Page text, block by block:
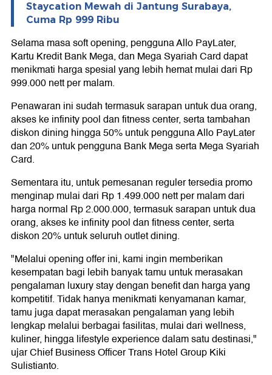
Staycation Mewah di Jantung Surabaya,
Cuma Rp 999 Ribu
Selama masa soft opening, pengguna Allo PayLater,
Kartu Kredit Bank Mega, dan Mega Syariah Card dapat
menikmati harga spesial yang lebih hemat mulai dari Rp
999.000 nett per malam.
Penawaran ini sudah termasuk sarapan untuk dua orang,
akses ke infinity pool dan fitness center, serta tambahan
diskon dining hingga 50% untuk pengguna Allo PayLater
dan 20% untuk pengguna Bank Mega serta Mega Syariah
Card.
Sementara itu, untuk pemesanan reguler tersedia promo
menginap mulai dari Rp 1.499.000 nett per malam dari
harga normal Rp 2.000.000, termasuk sarapan untuk dua
orang, akses ke infinity pool dan fitness center, serta
diskon 20% untuk seluruh outlet dining.
"Melalui opening offer ini, kami ingin memberikan
kesempatan bagi lebih banyak tamu untuk merasakan
pengalaman luxury stay dengan benefit dan harga yang
kompetitif. Tidak hanya menikmati kenyamanan kamar,
tamu juga dapat merasakan pengalaman yang lebih
lengkap melalui berbagai fasilitas, mulai dari wellness,
kuliner, hingga lifestyle experience dalam satu destinasi,"
ujar Chief Business Officer Trans Hotel Group Kiki
Sulistianto.